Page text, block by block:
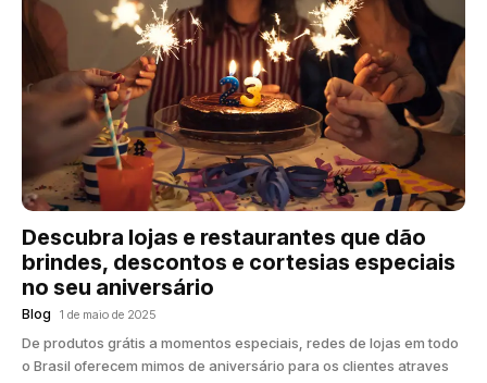
Descubra lojas e restaurantes que dão
brindes, descontos e cortesias especiais
no seu aniversário
Blog 1 de maio de 2025
De produtos grátis a momentos especiais, redes de lojas em todo
o Brasil oferecem mimos de aniversário para os clientes atraves